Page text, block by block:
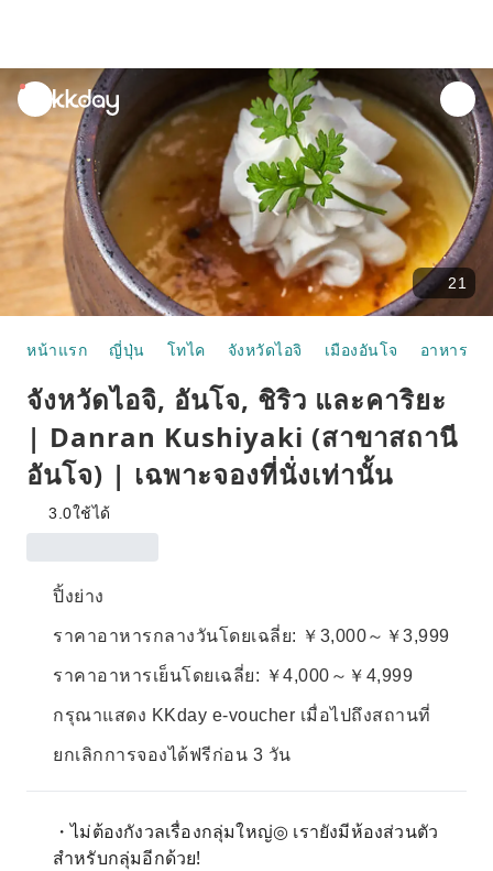
unread
notifications
21
หน้าแรก ญี่ปุ่น โทไค จังหวัดไอจิ เมืองอันโจ อาหารแล
จังหวัดไอจิ, อันโจ, ชิริว และคาริยะ
| Danran Kushiyaki (สาขาสถานี
อันโจ) | เฉพาะจองที่นั่งเท่านั้น
3.0ใช้ได้
ปิ้งย่าง
ราคาอาหารกลางวันโดยเฉลี่ย: ￥3,000～￥3,999
ราคาอาหารเย็นโดยเฉลี่ย: ￥4,000～￥4,999
กรุณาแสดง KKday e-voucher เมื่อไปถึงสถานที่
ยกเลิกการจองได้ฟรีก่อน 3 วัน
・ไม่ต้องกังวลเรื่องกลุ่มใหญ่◎ เรายังมีห้องส่วนตัว
สำหรับกลุ่มอีกด้วย!